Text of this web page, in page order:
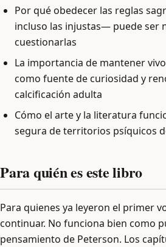
Por qué obedecer las reglas
incluso las injustas— puede ser
cuestionarlas
La importancia de mantener
como fuente de curiosidad y
calcificación adulta
Cómo el arte y la literatura
segura de territorios psíquicos
Para quién es este libro
Para quienes ya leyeron el primer
continuar. No funciona bien como
pensamiento de Peterson. Los